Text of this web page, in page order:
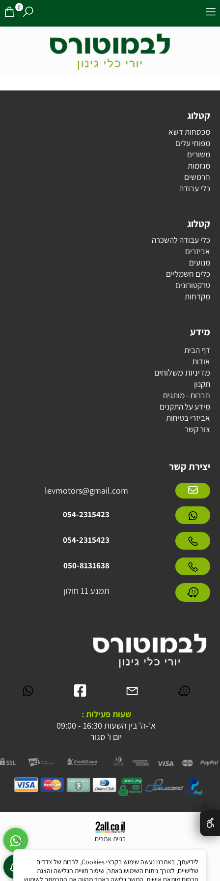
0
קטלוג
מכסחות דשא
מפוחי עלים
משורים
מגזמות
חרמשים
כלי עבודה
קטלוג
כלי עבודה להשכרה
אביזרים
מנועים
כלים חשמליים
טרקטורונים
מקדחות
מידע
דף הבית
אודות
מדיניות משלוחים
תקנון
חברות - מותגים
מידע על התקנים
אביזרי בטיחות
צור קשר
יצירת קשר
levmotors@gmail.com
054-2315423
054-2315423
050-8131638
תמנע 11 חולון
שעות פעילות :
א'-ה' בין השעות 16:30 - 09:00
יום ו' סגור
בניית אתרים
לידיעתך, באתרנו נעשה שימוש בקבצי Cookies, לרבות של צדדים
שלישיים, לצורך ניתוח השימוש באתר, שיפור חוויית הגלישה והצגת